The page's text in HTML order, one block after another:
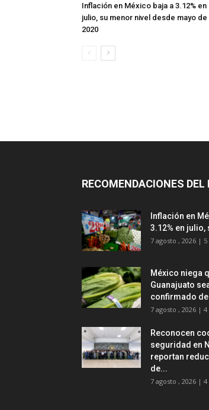
Inflación en México baja a 3.12% en
julio, su menor nivel desde mayo de
2020
RECOMENDACIONES DEL
Inflación en
3.12% en julio,
7 agosto , 2026 | 5
México niega
Guanajuato
confirmado
7 agosto , 2026 | 4
Reconocen
seguridad en
reportan
de...
7 agosto , 2026 | 4